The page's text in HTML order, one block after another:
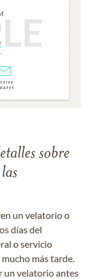
sobre
un velatorio o
días del
o servicio
más tarde.
un velatorio antes